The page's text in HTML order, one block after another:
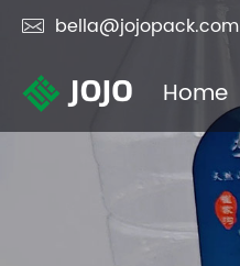
 bella@jojopack.com
Home